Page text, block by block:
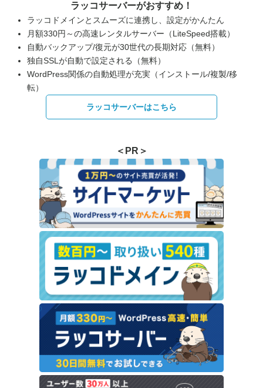
ラッコサーバーがおすすめ！
ラッコドメインとスムーズに連携し、設定がかんたん
月額330円～の高速レンタルサーバー（LiteSpeed搭載）
自動バックアップ/復元が30世代の長期対応（無料）
独自SSLが自動で設定される（無料）
WordPress関係の自動処理が充実（インストール/複製/移
転）
ラッコサーバーはこちら
＜PR＞